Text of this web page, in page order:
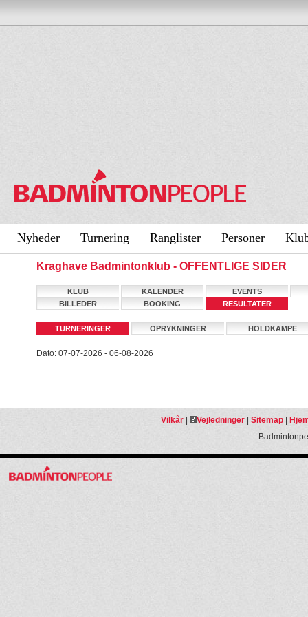
Nyheder Turnering Ranglister Personer
Kraghave Badmintonklub - OFFENTLIGE SIDER
KLUB KALENDER
EVENTS
BILLEDER
BOOKING RESULTATER
TURNERINGER OPRYKNINGER HOLDKAMPE
Dato: 07-07-2026 - 06-08-2026
Vilkår| Vejledninger| Sitemap|